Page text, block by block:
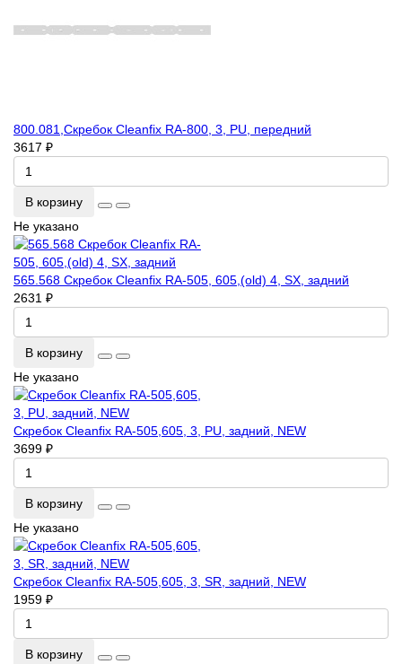
800.081,Скребок Cleanfix RA-800, 3, PU, передний
3617 ₽
В корзину
Не указано
565.568 Скребок Cleanfix RA-505, 605,(old) 4, SX, задний
2631 ₽
В корзину
Не указано
Скребок Cleanfix RA-505,605, 3, PU, задний, NEW
3699 ₽
В корзину
Не указано
Скребок Cleanfix RA-505,605, 3, SR, задний, NEW
1959 ₽
В корзину